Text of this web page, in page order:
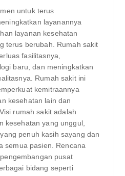
untuk terus
layanannya
layanan kesehatan
terus berubah. Rumah sakit
fasilitasnya,
baru, dan meningkatkan
Rumah sakit ini
kemitraannya
kesehatan lain dan
rumah sakit adalah
kesehatan yang unggul,
penuh kasih sayang dan
semua pasien. Rencana
pusat
bidang seperti